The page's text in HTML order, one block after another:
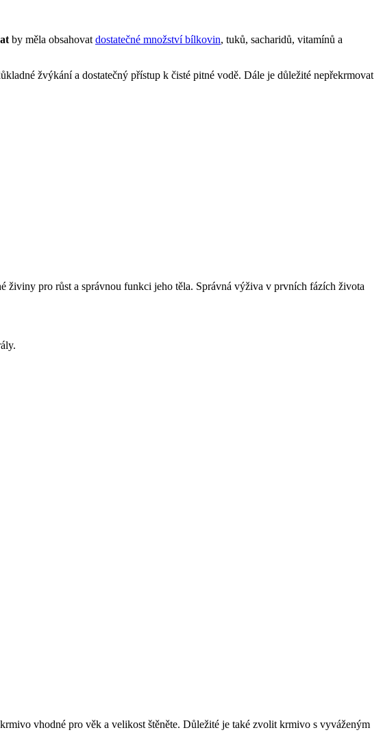
by měla obsahovat dostatečné množství bílkovin, tuků, sacharidů, vitamínů a
žvýkání a dostatečný přístup k čisté pitné vodě. Dále je důležité nepřekrmovat
živiny pro růst a správnou funkci jeho těla. Správná výživa v prvních fázích života
vhodné pro věk a velikost štěněte. Důležité je také zvolit krmivo s vyváženým